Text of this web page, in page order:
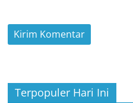
Terpopuler Hari Ini